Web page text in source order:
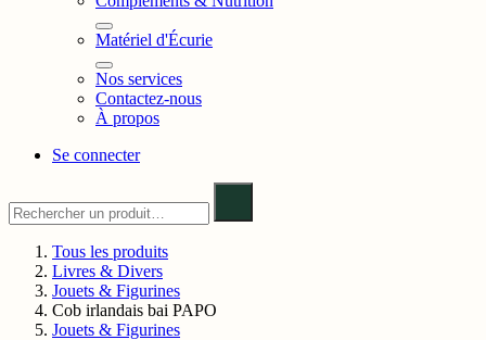
Matériel d'Écurie
Nos services
Contactez-nous
À propos
Se connecter
Tous les produits
Livres & Divers
Jouets & Figurines
Cob irlandais bai PAPO
Jouets & Figurines